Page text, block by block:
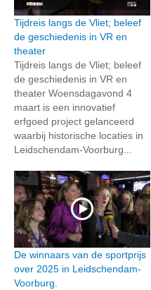
Tijdreis langs de Vliet; beleef
de geschiedenis in VR en
theater
Tijdreis langs de Vliet; beleef
de geschiedenis in VR en
theater Woensdagavond 4
maart is een innovatief
erfgoed project gelanceerd
waarbij historische locaties in
Leidschendam-Voorburg...
De winnaars van de sportprijs
over 2025 in Leidschendam-
Voorburg.